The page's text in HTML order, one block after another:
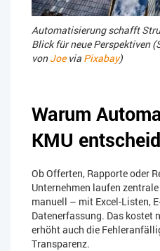
Automatisierung schafft
Blick für neue Perspektiven
vonJoevia Pixabay)
Warum
KMU
Ob Offerten, Rapporte oder
Unternehmen laufen
manuell – mit Excel-Listen,
Datenerfassung. Das kostet
erhöht auch die
Transparenz.